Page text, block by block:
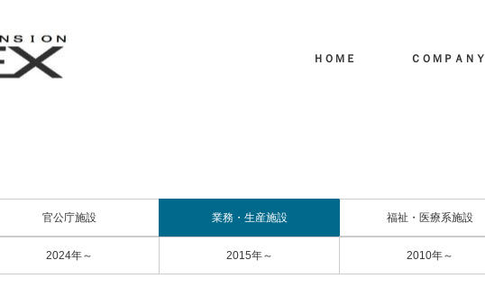
ＨＯＭＥ ＣＯＭＰＡＮＹ
官公庁施設 業務・生産施設 福祉・医療系施設
2024年～ 2015年～ 2010年～